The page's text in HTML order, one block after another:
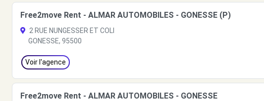
Free2move Rent - ALMAR AUTOMOBILES - GONESSE (P)
2 RUE NUNGESSER ET COLI
GONESSE, 95500
Voir l'agence
Free2move Rent - ALMAR AUTOMOBILES - GONESSE